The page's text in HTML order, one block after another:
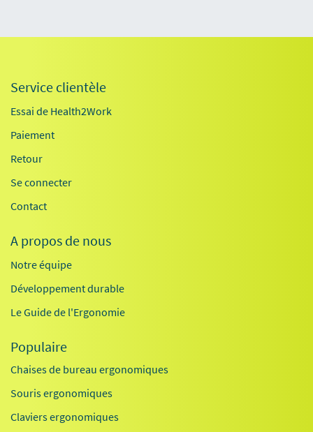
Service clientèle
Essai de Health2Work
Paiement
Retour
Se connecter
Contact
A propos de nous
Notre équipe
Développement durable
Le Guide de l'Ergonomie
Populaire
Chaises de bureau ergonomiques
Souris ergonomiques
Claviers ergonomiques